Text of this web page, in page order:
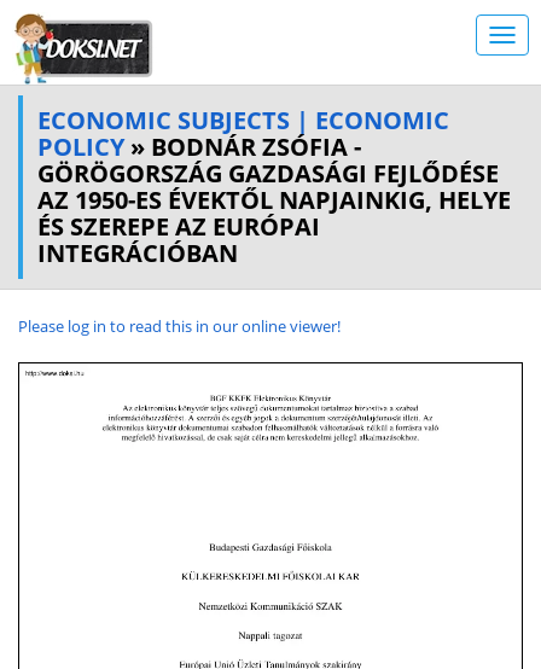
ECONOMIC SUBJECTS | ECONOMIC
POLICY» BODNÁR ZSÓFIA -
GÖRÖGORSZÁG GAZDASÁGI FEJLŐDÉSE
AZ 1950-ES ÉVEKTŐL NAPJAINKIG, HELYE
ÉS SZEREPE AZ EURÓPAI
INTEGRÁCIÓBAN
Please log in to read this in our online viewer!